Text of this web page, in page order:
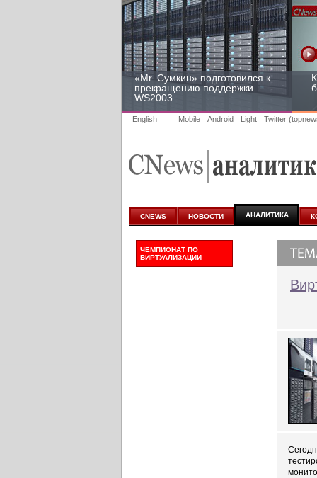
«Mr. Сумкин» подготовился к
прекращению поддержки
WS2003
к аналитике
English Mobile Android Light Twitter
CNEWS НОВОСТИ АНАЛИТИКА
ЧЕМПИОНАТ ПО
ВИРТУАЛИЗАЦИИ